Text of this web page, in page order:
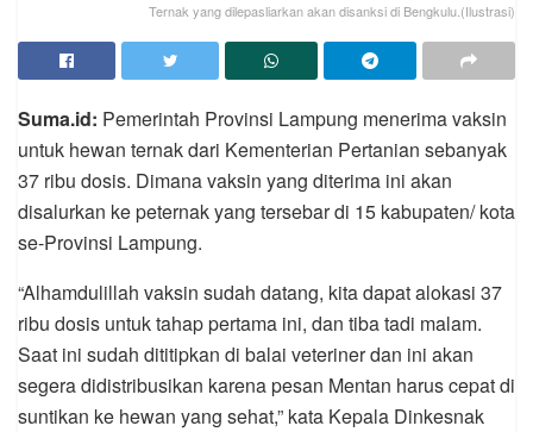
Ternak yang dilepasliarkan akan disanksi di Bengkulu.(Ilustrasi)
Suma.id: Pemerintah Provinsi Lampung menerima vaksin
untuk hewan ternak dari Kementerian Pertanian sebanyak
37 ribu dosis. Dimana vaksin yang diterima ini akan
disalurkan ke peternak yang tersebar di 15 kabupaten/ kota
se-Provinsi Lampung.
“Alhamdulillah vaksin sudah datang, kita dapat alokasi 37
ribu dosis untuk tahap pertama ini, dan tiba tadi malam.
Saat ini sudah dititipkan di balai veteriner dan ini akan
segera didistribusikan karena pesan Mentan harus cepat di
suntikan ke hewan yang sehat,” kata Kepala Dinkesnak